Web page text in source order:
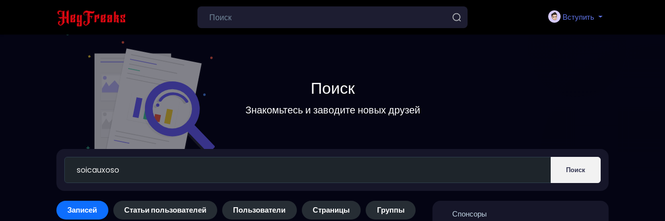
Вступить
Поиск
Знакомьтесь и заводите новых друзей
Поиск
Записей Статьи пользователей Пользователи Страницы Группы Спонсоры